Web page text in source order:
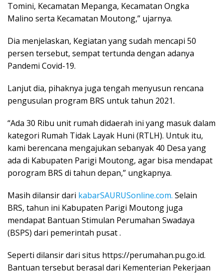
Tomini, Kecamatan Mepanga, Kecamatan Ongka
Malino serta Kecamatan Moutong,” ujarnya.
Dia menjelaskan, Kegiatan yang sudah mencapi 50
persen tersebut, sempat tertunda dengan adanya
Pandemi Covid-19.
Lanjut dia, pihaknya juga tengah menyusun rencana
pengusulan program BRS untuk tahun 2021.
“Ada 30 Ribu unit rumah didaerah ini yang masuk dalam
kategori Rumah Tidak Layak Huni (RTLH). Untuk itu,
kami berencana mengajukan sebanyak 40 Desa yang
ada di Kabupaten Parigi Moutong, agar bisa mendapat
porogram BRS di tahun depan,” ungkapnya.
Masih dilansir dari kabarSAURUSonline.com. Selain
BRS, tahun ini Kabupaten Parigi Moutong juga
mendapat Bantuan Stimulan Perumahan Swadaya
(BSPS) dari pemerintah pusat .
Seperti dilansir dari situs https://perumahan.pu.go.id.
Bantuan tersebut berasal dari Kementerian Pekerjaan